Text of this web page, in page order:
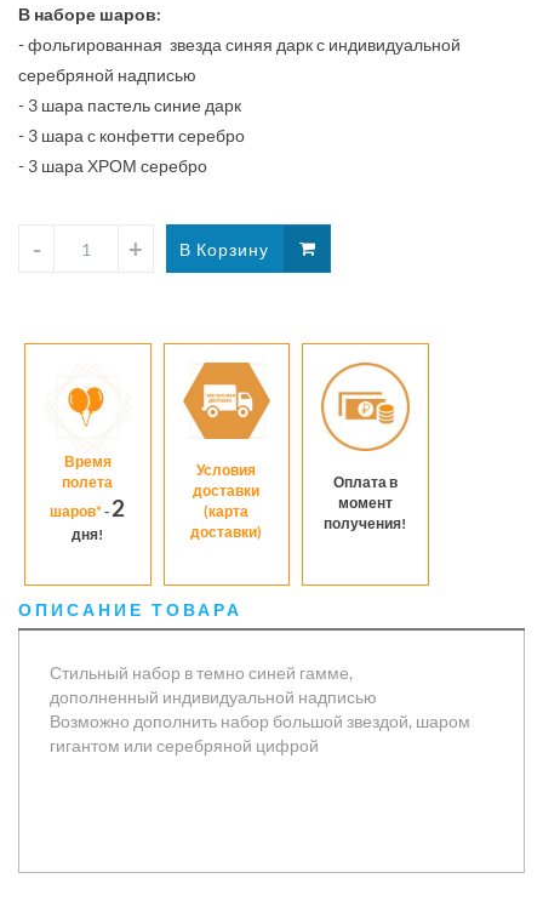
В наборе шаров:
- фольгированная звезда синяя дарк с индивидуальной
серебряной надписью
- 3 шара пастель синие дарк
- 3 шара с конфетти серебро
- 3 шара ХРОМ серебро
Время
полета
шаров*- 2
дня!
Условия
доставки
(карта
доставки)
Оплата в
момент
получения!
ОПИСАНИЕ ТОВАРА
Стильный набор в темно синей гамме,
дополненный индивидуальной надписью
Возможно дополнить набор большой звездой, шаром
гигантом или серебряной цифрой